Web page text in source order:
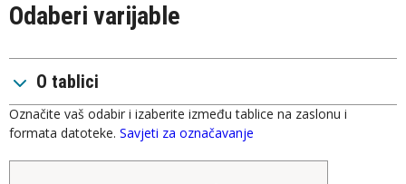
Odaberi varijable
O tablici
Označite vaš odabir i izaberite između tablice na zaslonu i
formata datoteke. Savjeti za označavanje